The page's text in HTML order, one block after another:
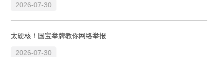
2026-07-30
太硬核！国宝举牌教你网络举报
2026-07-30